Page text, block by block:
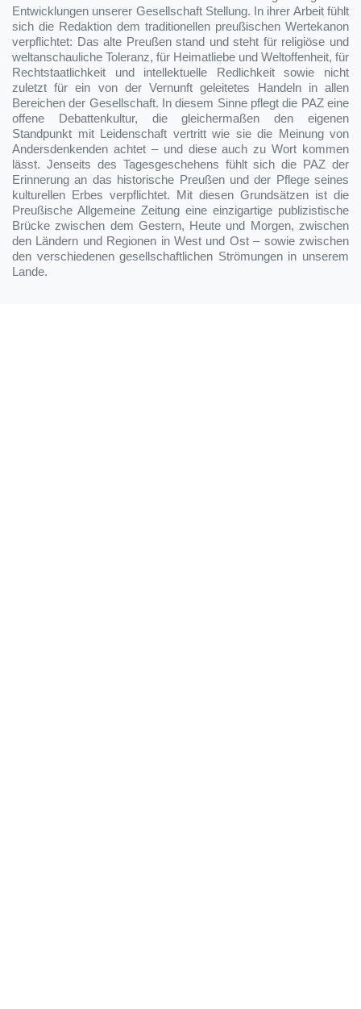
Entwicklungen unserer Gesellschaft Stellung. In ihrer Arbeit fühlt
sich die Redaktion dem traditionellen preußischen Wertekanon
verpflichtet: Das alte Preußen stand und steht für religiöse und
weltanschauliche Toleranz, für Heimatliebe und Weltoffenheit, für
Rechtstaatlichkeit und intellektuelle Redlichkeit sowie nicht
zuletzt für ein von der Vernunft geleitetes Handeln in allen
Bereichen der Gesellschaft. In diesem Sinne pflegt die PAZ eine
offene Debattenkultur, die gleichermaßen den eigenen
Standpunkt mit Leidenschaft vertritt wie sie die Meinung von
Andersdenkenden achtet – und diese auch zu Wort kommen
lässt. Jenseits des Tagesgeschehens fühlt sich die PAZ der
Erinnerung an das historische Preußen und der Pflege seines
kulturellen Erbes verpflichtet. Mit diesen Grundsätzen ist die
Preußische Allgemeine Zeitung eine einzigartige publizistische
Brücke zwischen dem Gestern, Heute und Morgen, zwischen
den Ländern und Regionen in West und Ost – sowie zwischen
den verschiedenen gesellschaftlichen Strömungen in unserem
Lande.